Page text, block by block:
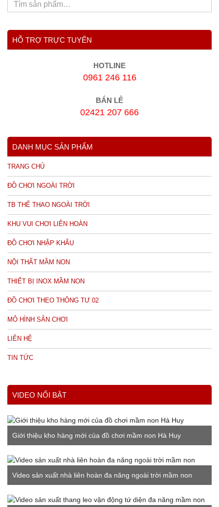
HỖ TRỢ TRỰC TUYẾN
HOTLINE
0961 246 116
BÁN LẺ
02421 207 666
DANH MỤC SẢN PHẨM
TRANG CHỦ
ĐỒ CHƠI NGOÀI TRỜI
TB THỂ THAO NGOÀI TRỜI
KHU VUI CHƠI LIÊN HOÀN
ĐỒ CHƠI NHẬP KHẨU
NỘI THẤT MẦM NON
THIẾT BỊ INOX MẦM NON
ĐỒ CHƠI THEO THÔNG TƯ 02
MÔ HÌNH SÂN CHƠI
LIÊN HỆ
TIN TỨC
VIDEO NỔI BẬT
Giới thiệu kho hàng mới của đồ chơi mầm non Hà Huy
Video sản xuất nhà liên hoàn đa năng ngoài trời mầm non